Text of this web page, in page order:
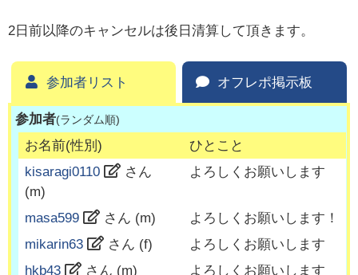
2日前以降のキャンセルは後日清算して頂きます。
参加者リスト オフレポ掲示板
参加者(ランダム順)
お名前(性別)
ひとこと
kisaragi0110
さん
(m)
よろしくお願いします
masa599 さん (m)
よろしくお願いします！
mikarin63
さん (f)
よろしくお願いします
hkb43
さん (m)
よろしくお願いします